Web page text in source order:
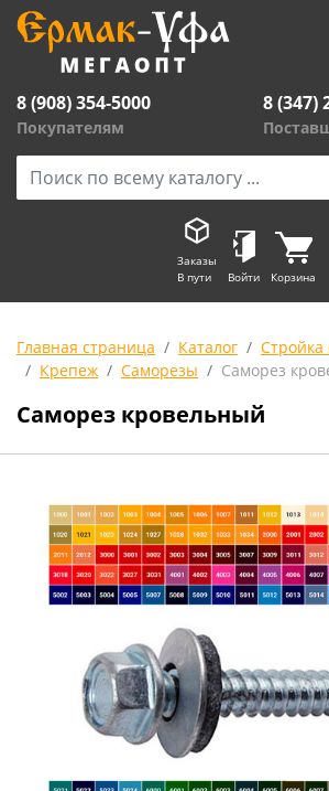
8 (908) 354-5000
Покупателям
8 (347)
Заказы
В пути
Войти Корзина
Главная страница Каталог
Крепеж
Саморезы Саморез
Саморез кровельный